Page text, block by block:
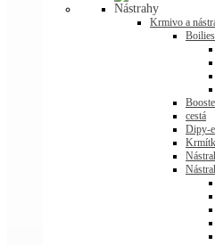
Nástrahy
Krmivo a
Boilies
cestá
Dipy-